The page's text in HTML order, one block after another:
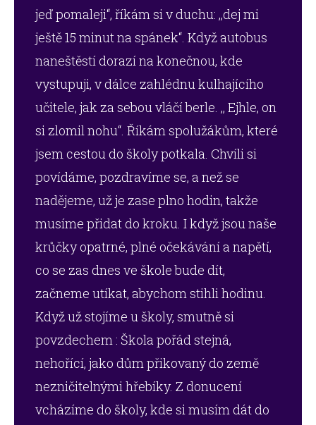
jeď pomaleji“, říkám si v duchu: ,,dej mi
ještě 15 minut na spánek“. Když autobus
naneštěstí dorazí na konečnou, kde
vystupuji, v dálce zahlédnu kulhajícího
učitele, jak za sebou vláčí berle. ,, Ejhle, on
si zlomil nohu“. Říkám spolužákům, které
jsem cestou do školy potkala. Chvíli si
povídáme, pozdravíme se, a než se
nadějeme, už je zase plno hodin, takže
musíme přidat do kroku. I když jsou naše
krůčky opatrné, plné očekávání a napětí,
co se zas dnes ve škole bude dít,
začneme utíkat, abychom stihli hodinu.
Když už stojíme u školy, smutně si
povzdechem : Škola pořád stejná,
nehořící, jako dům přikovaný do země
nezničitelnými hřebíky. Z donucení
vcházíme do školy, kde si musím dát do